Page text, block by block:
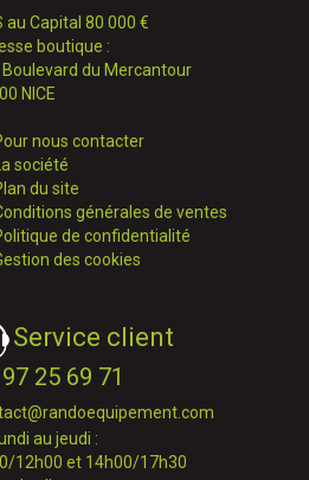
au Capital 80 000 €
boutique :
du Mercantour
NICE
nous contacter
société
du site
générales de ventes
de confidentialité
des cookies
Service client
25 69 71
au jeudi :
12h00 et 14h00/17h30